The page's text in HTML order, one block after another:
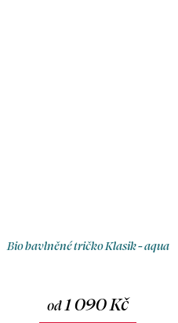
Bio bavlněné tričko Klasik - aqua
od 1 090 Kč